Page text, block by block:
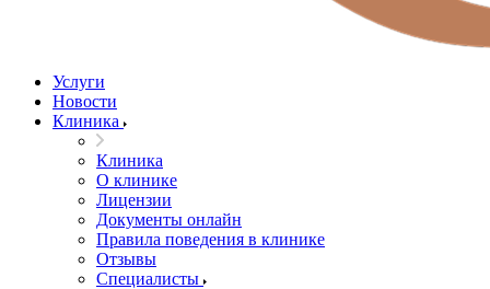
Услуги
Новости
Клиника
Клиника
О клинике
Лицензии
Документы онлайн
Правила поведения в клинике
Отзывы
Специалисты